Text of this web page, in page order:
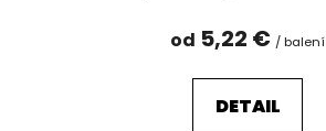
od 5,22 € / balení
DETAIL